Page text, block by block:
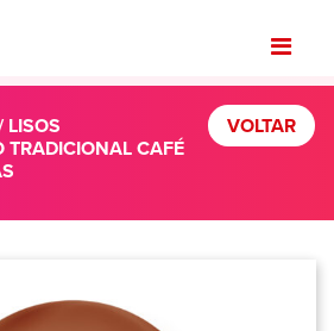
LISOS
TRADICIONAL CAFÉ
VOLTAR